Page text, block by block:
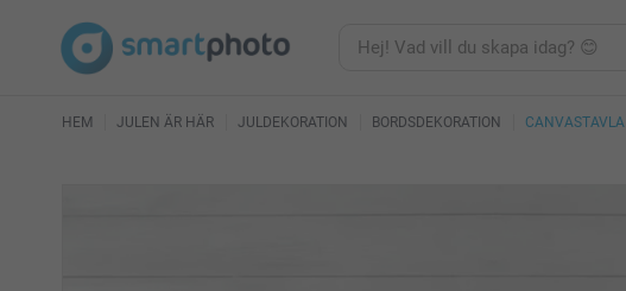
HEM JULEN ÄR HÄR JULDEKORATION BORDSDEKORATION CANVASTAVLA